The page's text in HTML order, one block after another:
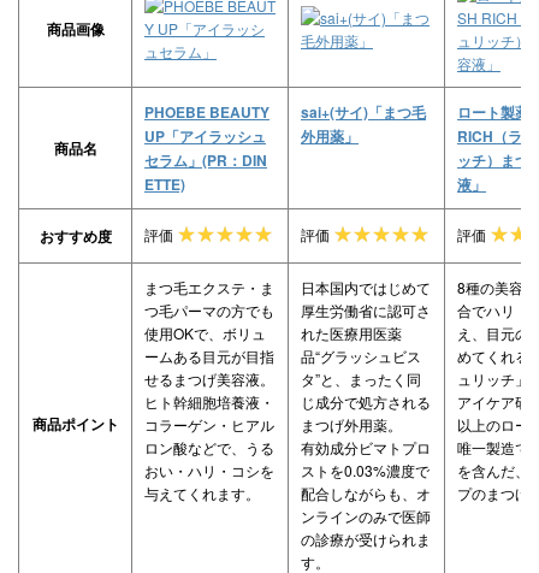
商品画像
商品名
PHOEBE BEAUTY
UP「アイラッシュ
セラム」(PR：DIN
ETTE)
sai+(サイ)「まつ毛
外用薬」
ロート製薬
RICH（ラ
ッチ）まつ
液」
おすすめ度 評価 評価 評価
商品ポイント
まつ毛エクステ・ま
つ毛パーマの方でも
使用OKで、ボリュ
ームある目元が目指
せるまつげ美容液。
ヒト幹細胞培養液・
コラーゲン・ヒアル
ロン酸などで、うる
おい・ハリ・コシを
与えてくれます。
日本国内ではじめて
厚生労働省に認可さ
れた医療用医薬
品“グラッシュビス
タ”と、まったく同
じ成分で処方される
まつげ外用薬。
有効成分ビマトプロ
ストを0.03%濃度で
配合しながらも、オ
ンラインのみで医師
の診療が受けられま
す。
8種の美容
合でハリ・
え、目元の
めてくれる
ュリッチ」
アイケア研
以上のロー
唯一製造で
を含んだ、
プのまつげ